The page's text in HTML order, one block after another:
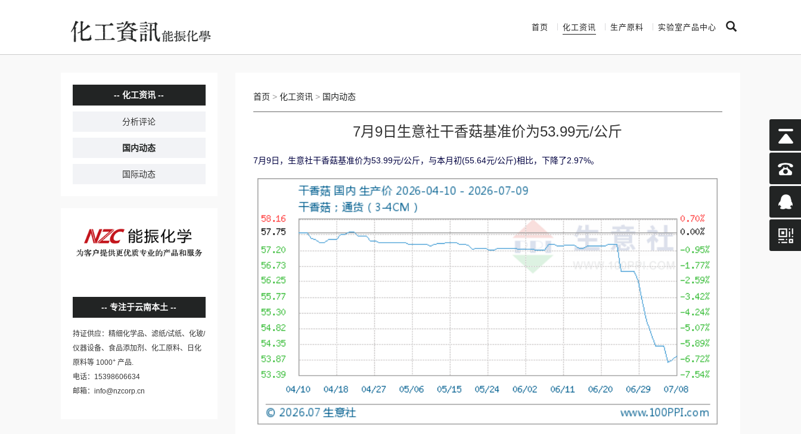
首页 化工资讯 生产原料 实验室产品中心
化工资讯
分析评论
国内动态
国际动态
专注于云南本土
持证供应：精细化学品、滤纸/试纸、化玻/
仪器设备、食品添加剂、化工原料、日化
原料等 1000+ 产品.
电话：15398606634
邮箱：info@nzcorp.cn
首页 > 化工资讯> 国内动态
7月9日生意社干香菇基准价为53.99元/公斤
7月9日，生意社干香菇基准价为53.99元/公斤，与本月初(55.64元/公斤)相比，下降了2.97%。